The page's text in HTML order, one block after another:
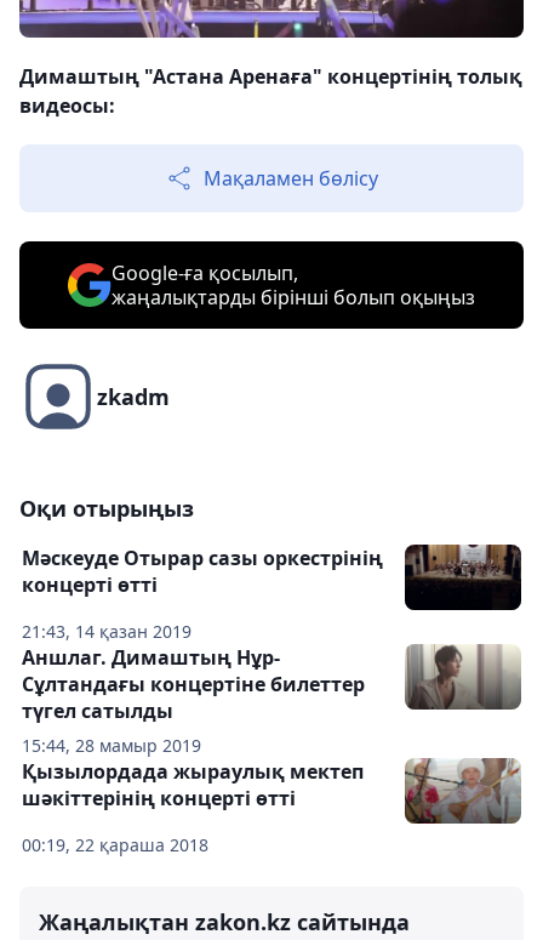
Димаштың "Астана Аренаға" концертінің толық
видеосы:
Мақаламен бөлісу
Google-ға қосылып,
жаңалықтарды бірінші болып оқыңыз
zkadm
Оқи отырыңыз
21:43, 14 қазан 2019
Мәскеуде Отырар сазы оркестрінің
концерті өтті
15:44, 28 мамыр 2019
Аншлаг. Димаштың Нұр-
Сұлтандағы концертіне билеттер
түгел сатылды
00:19, 22 қараша 2018
Қызылордада жыраулық мектеп
шәкіттерінің концерті өтті
Жаңалықтан zakon.kz сайтында